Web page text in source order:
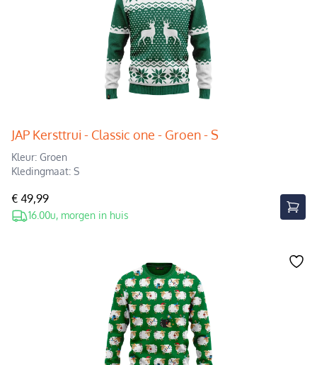
JAP Kersttrui - Classic one - Groen - S
Kleur: Groen
Kledingmaat: S
€ 49,99
16.00u, morgen in huis